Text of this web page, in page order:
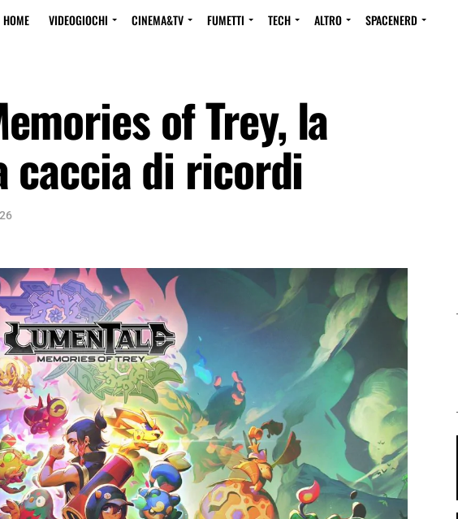
HOME VIDEOGIOCHI CINEMA&TV FUMETTI TECH ALTRO SPACENERD
of Trey, la
caccia di ricordi